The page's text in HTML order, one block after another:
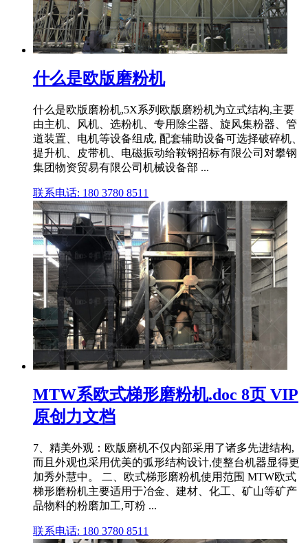
什么是欧版磨粉机
什么是欧版磨粉机,5X系列欧版磨粉机为立式结构,主要
由主机、风机、选粉机、专用除尘器、旋风集粉器、管
道装置、电机等设备组成, 配套辅助设备可选择破碎机、
提升机、皮带机、电磁振动给鞍钢招标有限公司对攀钢
集团物资贸易有限公司机械设备部 ...
联系电话: 180 3780 8511
MTW系欧式梯形磨粉机.doc 8页 VIP
原创力文档
7、精美外观：欧版磨机不仅内部采用了诸多先进结构,
而且外观也采用优美的弧形结构设计,使整台机器显得更
加秀外慧中。 二、欧式梯形磨粉机使用范围 MTW欧式
梯形磨粉机主要适用于冶金、建材、化工、矿山等矿产
品物料的粉磨加工,可粉 ...
联系电话: 180 3780 8511